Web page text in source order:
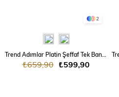
2
₺599,90
₺659,90